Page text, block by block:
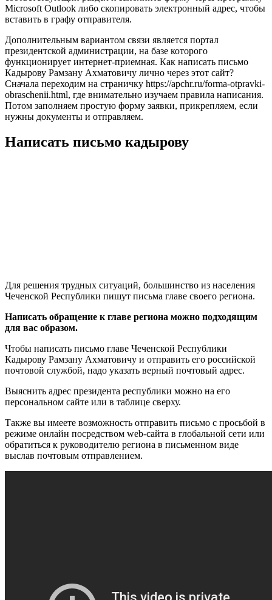
Microsoft Outlook либо скопировать электронный адрес, чтобы
вставить в графу отправителя.
Дополнительным вариантом связи является портал
президентской администрации, на базе которого
функционирует интернет-приемная. Как написать письмо
Кадырову Рамзану Ахматовичу лично через этот сайт?
Сначала переходим на страничку https://apchr.ru/forma-otpravki-
obraschenii.html, где внимательно изучаем правила написания.
Потом заполняем простую форму заявки, прикрепляем, если
нужны документы и отправляем.
Написать письмо кадырову
Для решения трудных ситуаций, большинство из населения
Чеченской Республики пишут письма главе своего региона.
Написать обращение к главе региона можно подходящим
для вас образом.
Чтобы написать письмо главе Чеченской Республики
Кадырову Рамзану Ахматовичу и отправить его российской
почтовой службой, надо указать верный почтовый адрес.
Выяснить адрес президента республики можно на его
персональном сайте или в таблице сверху.
Также вы имеете возможность отправить письмо с просьбой в
режиме онлайн посредством web-сайта в глобальной сети или
обратиться к руководителю региона в письменном виде
выслав почтовым отправлением.